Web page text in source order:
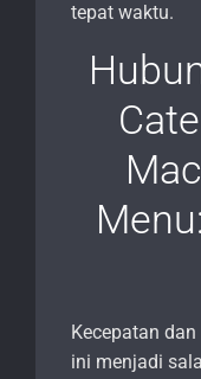
tepat waktu.
Menu:
Kecepatan
ini menjadi